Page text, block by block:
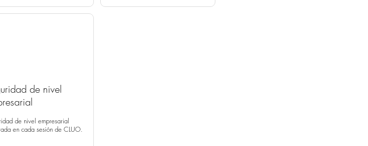
de nivel
de nivel empresarial
en cada sesión de CLUO.